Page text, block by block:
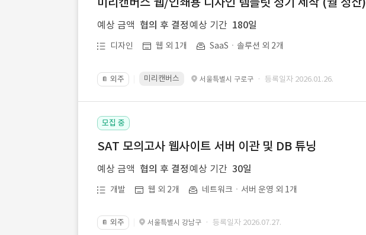
예상 금액 협의 후 결정 예상 기간 180일
디자인 웹 외 1개 SaaSㆍ솔루션 외 2개
📔 외주 미리캔버스 서울특별시 구로구 · 등록일자 2026.01.26.
모집 중
SAT 모의고사 웹사이트 서버 이관 및 DB 튜닝
예상 금액 협의 후 결정 예상 기간 30일
개발 웹 외 2개 네트워크ㆍ서버 운영 외 1개
📔 외주 서울특별시 강남구 · 등록일자 2026.07.27.